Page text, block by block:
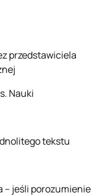
przedstawiciela
Nauki
tekstu
– jeśli porozumienie